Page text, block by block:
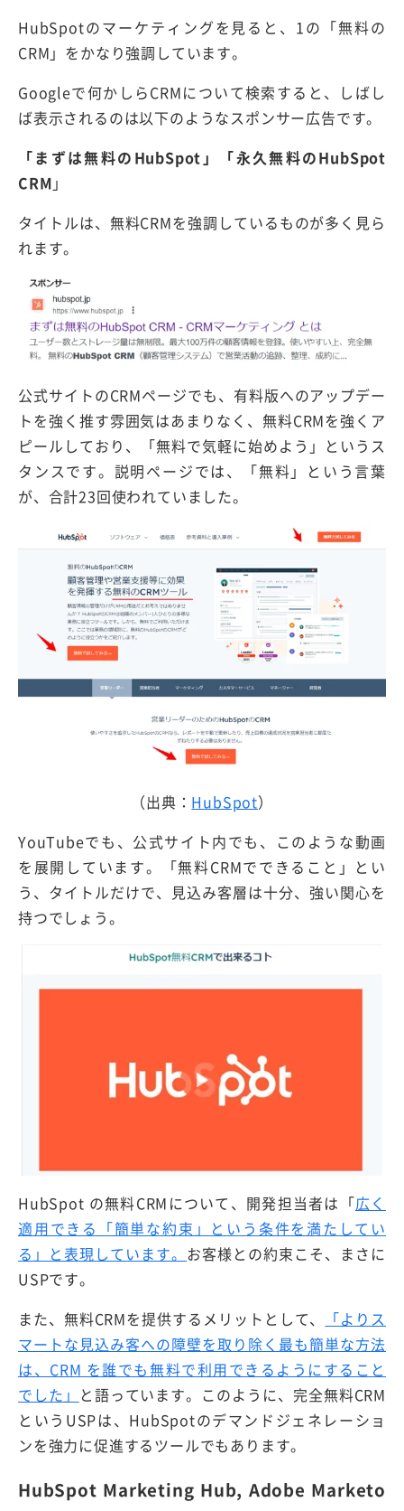
HubSpotのマーケティングを見ると、1の「無料の
CRM」をかなり強調しています。
Googleで何かしらCRMについて検索すると、しばし
ば表示されるのは以下のようなスポンサー広告です。
「まずは無料のHubSpot」「永久無料のHubSpot
CRM 」
タイトルは、無料CRMを強調しているものが多く見ら
れます。
公式サイトのCRMページでも、有料版へのアップデー
トを強く推す雰囲気はあまりなく、無料CRMを強くア
ピールしており、「無料で気軽に始めよう」というス
タンスです。説明ページでは、「無料」という言葉
が、合計23回使われていました。
（出典： HubSpot）
YouTubeでも、公式サイト内でも、このような動画
を展開しています。「無料CRMでできること」とい
う、タイトルだけで、見込み客層は十分、強い関心を
持つでしょう。
HubSpot の無料CRMについて、開発担当者は「広く
適用できる「簡単な約束」という条件を満たしてい
る」と表現しています。 お客様との約束こそ、まさに
USPです。
また、無料CRMを提供するメリットとして、
「よりス
マートな見込み客への障壁を取り除く最も簡単な方法
は、CRM を誰でも無料で利用できるようにすること
でした」 と語っています。このように、完全無料CRM
というUSPは、HubSpotのデマンドジェネレーショ
ンを強力に促進するツールでもあります。
HubSpot Marketing Hub, Adobe Marketo